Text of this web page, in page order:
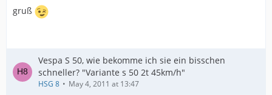
gruß
Vespa S 50, wie bekomme ich sie ein bisschen
schneller? "Variante s 50 2t 45km/h"
HSG 8 May 4, 2011 at 13:47